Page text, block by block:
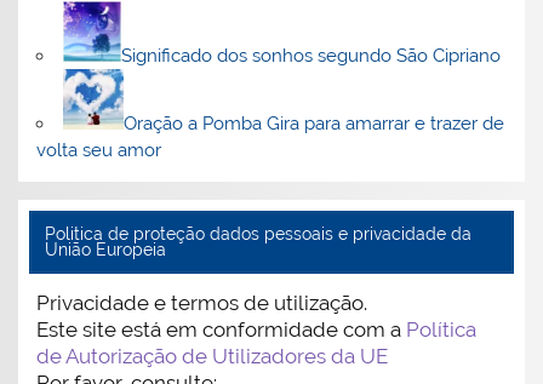
Significado dos sonhos segundo São Cipriano
Oração a Pomba Gira para amarrar e trazer de
volta seu amor
Politica de proteção dados pessoais e privacidade da
União Europeia
Privacidade e termos de utilização.
Este site está em conformidade com a Política
de Autorização de Utilizadores da UE